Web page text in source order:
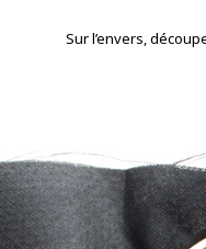
Sur l’envers,